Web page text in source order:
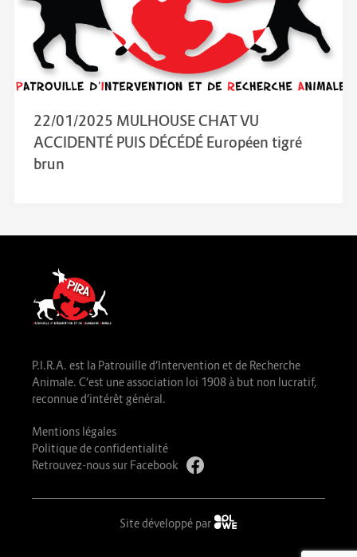
22/01/2025 MULHOUSE CHAT VU
ACCIDENTÉ PUIS DÉCÉDÉ Européen tigré
brun
P.I.R.A. est la Patrouille d’Intervention et de Recherche
Animale. C’est une association loi 1908 à but non lucratif,
reconnue d’intérêt général.
Mentions légales
Politique de confidentialité
Retrouvez-nous sur Facebook
Site développé par